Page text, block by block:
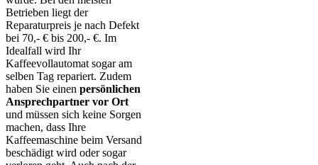
Betrieben liegt der
Reparaturpreis je nach Defekt
bei 70,- € bis 200,- €. Im
Idealfall wird Ihr
Kaffeevollautomat sogar am
selben Tag repariert. Zudem
haben Sie einen persönlichen
Ansprechpartner vor Ort
und müssen sich keine Sorgen
machen, dass Ihre
Kaffeemaschine beim Versand
beschädigt wird oder sogar